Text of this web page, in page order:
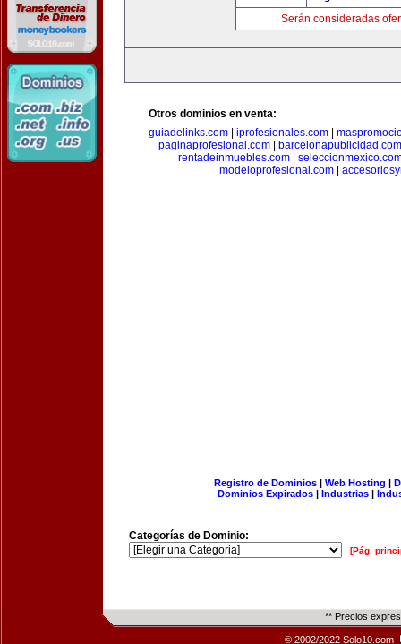
Serán consideradas
Otros dominios en venta:
guiadelinks.com
iprofesionales.com
paginaprofesional.com|
barcelonapublicidad.com
rentadeinmuebles.com
modeloprofesional.com
Registro de Dominios| Web Hosting |
Dominios Expirados | Industrias |
Categorías de Dominio:
[Pág.
** Precios
© 2002/2022 Solo10.com